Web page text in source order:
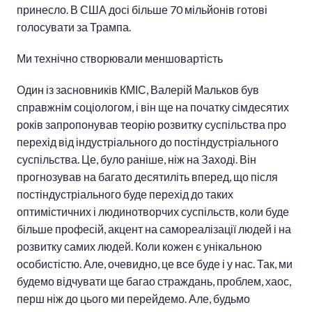
принесло. В США досі більше 70 мільйонів готові
голосувати за Трампа.
Ми технічно створювали меншовартість
Один із засновників КМІС, Валерій Мальков був
справжнім соціологом, і він ще на початку сімдесятих
років запропонував теорію розвитку суспільства про
перехід від індустріального до постіндустріального
суспільства. Це, було раніше, ніж на Заході. Він
прогнозував на багато десятиліть вперед, що після
постіндустріального буде перехід до таких
оптимістичних і людинотворчих суспільств, коли буде
більше професій, акцент на самореалізації людей і на
розвитку самих людей. Коли кожен є унікальною
особистістю. Але, очевидно, це все буде і у нас. Так, ми
будемо відчувати ще багао страждань, проблем, хаос,
перш ніж до цього ми перейдемо. Але, будьмо